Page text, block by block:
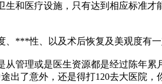
生和医疗设施，只有达到相应标准
、***性、以及术后恢复及美观度有
从管理或是医生资源都是经过陈年
出了意外，还是得打120去大医院，